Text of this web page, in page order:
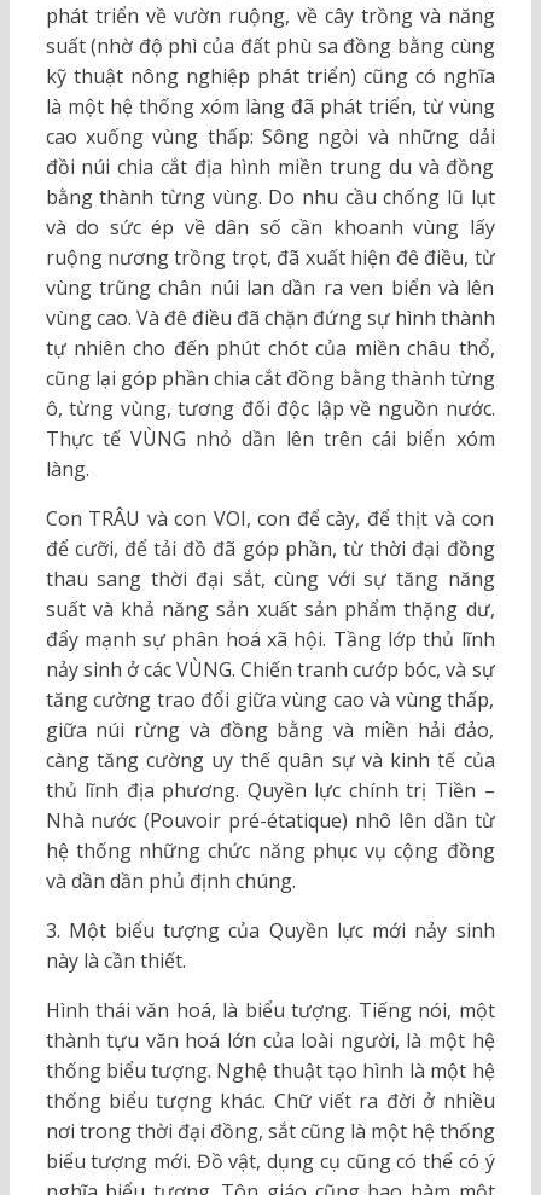
phát triển về vườn ruộng, về cây trồng và năng
suất (nhờ độ phì của đất phù sa đồng bằng cùng
kỹ thuật nông nghiệp phát triển) cũng có nghĩa
là một hệ thống xóm làng đã phát triển, từ vùng
cao xuống vùng thấp: Sông ngòi và những dải
đồi núi chia cắt địa hình miền trung du và đồng
bằng thành từng vùng. Do nhu cầu chống lũ lụt
và do sức ép về dân số cần khoanh vùng lấy
ruộng nương trồng trọt, đã xuất hiện đê điều, từ
vùng trũng chân núi lan dần ra ven biển và lên
vùng cao. Và đê điều đã chặn đứng sự hình thành
tự nhiên cho đến phút chót của miền châu thổ,
cũng lại góp phần chia cắt đồng bằng thành từng
ô, từng vùng, tương đối độc lập về nguồn nước.
Thực tế VÙNG nhỏ dần lên trên cái biển xóm
làng.
Con TRÂU và con VOI, con để cày, để thịt và con
để cưỡi, để tải đồ đã góp phần, từ thời đại đồng
thau sang thời đại sắt, cùng với sự tăng năng
suất và khả năng sản xuất sản phẩm thặng dư,
đẩy mạnh sự phân hoá xã hội. Tầng lớp thủ lĩnh
nảy sinh ở các VÙNG. Chiến tranh cướp bóc, và sự
tăng cường trao đổi giữa vùng cao và vùng thấp,
giữa núi rừng và đồng bằng và miền hải đảo,
càng tăng cường uy thế quân sự và kinh tế của
thủ lĩnh địa phương. Quyền lực chính trị Tiền –
Nhà nước (Pouvoir pré-étatique) nhô lên dần từ
hệ thống những chức năng phục vụ cộng đồng
và dần dần phủ định chúng.
3. Một biểu tượng của Quyền lực mới nảy sinh
này là cần thiết.
Hình thái văn hoá, là biểu tượng. Tiếng nói, một
thành tựu văn hoá lớn của loài người, là một hệ
thống biểu tượng. Nghệ thuật tạo hình là một hệ
thống biểu tượng khác. Chữ viết ra đời ở nhiều
nơi trong thời đại đồng, sắt cũng là một hệ thống
biểu tượng mới. Đồ vật, dụng cụ cũng có thể có ý